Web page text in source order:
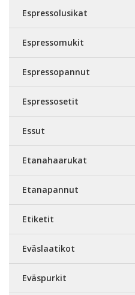
Espressolusikat
Espressomukit
Espressopannut
Espressosetit
Essut
Etanahaarukat
Etanapannut
Etiketit
Eväslaatikot
Eväspurkit